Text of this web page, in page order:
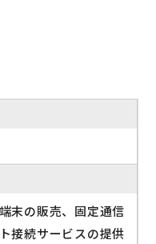
末の販売、固定通信
接続サービスの提供